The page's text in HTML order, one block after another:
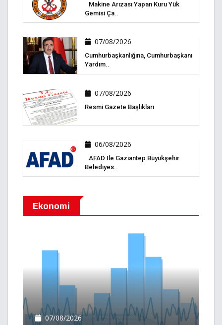
Makine Arızası Yapan Kuru Yük
Gemisi Ça..
07/08/2026
Cumhurbaşkanlığına, Cumhurbaşkanı
Yardım..
07/08/2026
Resmi Gazete Başlıkları
06/08/2026
AFAD Ile Gaziantep Büyükşehir
Belediyes..
Ekonomi
07/08/2026